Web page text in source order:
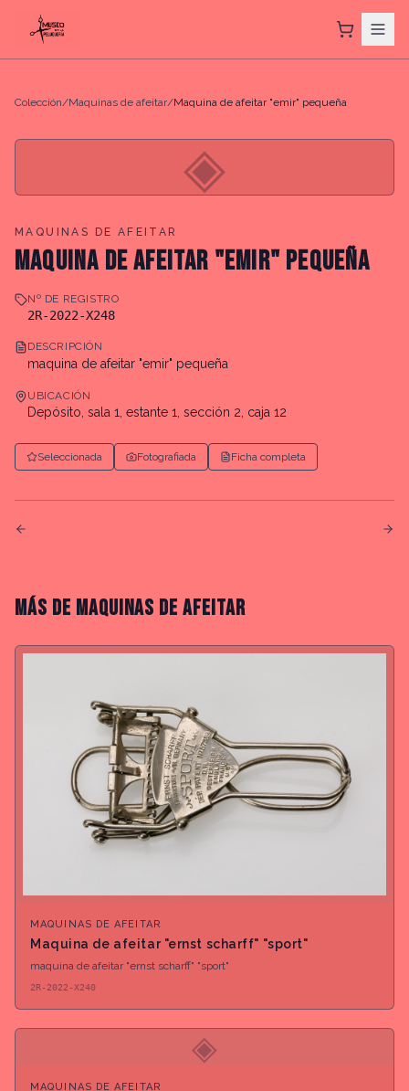
Colección/Maquinas de afeitar/Maquina de afeitar "emir" pequeña
◈
MAQUINAS DE AFEITAR
MAQUINA DE AFEITAR "EMIR" PEQUEÑA
Nº DE REGISTRO
2R-2022-X248
DESCRIPCIÓN
maquina de afeitar "emir" pequeña
UBICACIÓN
Depósito, sala 1, estante 1, sección 2, caja 12
Seleccionada Fotografiada Ficha completa
MÁS DE MAQUINAS DE AFEITAR
MAQUINAS DE AFEITAR
Maquina de afeitar "ernst scharff" "sport"
maquina de afeitar "ernst scharff" "sport"
2R-2022-X240
◈
MAQUINAS DE AFEITAR